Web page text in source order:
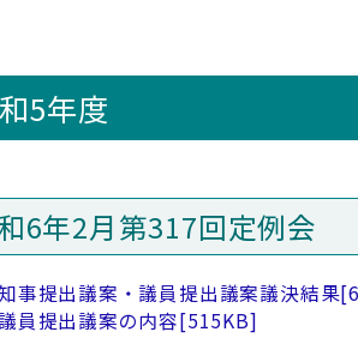
5年度
6年2月第317回定例会
事提出議案・議員提出議案議決結果
議員提出議案の内容[515KB]